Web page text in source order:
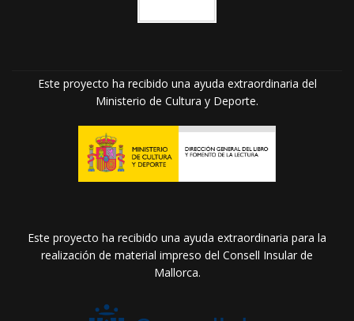
Este proyecto ha recibido una ayuda extraordinaria del
Ministerio de Cultura y Deporte.
Este proyecto ha recibido una ayuda extraordinaria para la
realización de material impreso del Consell Insular de
Mallorca.